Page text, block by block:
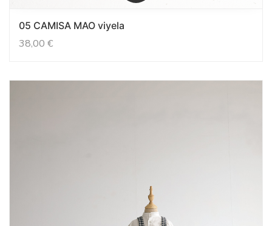
05 CAMISA MAO viyela
38,00 €